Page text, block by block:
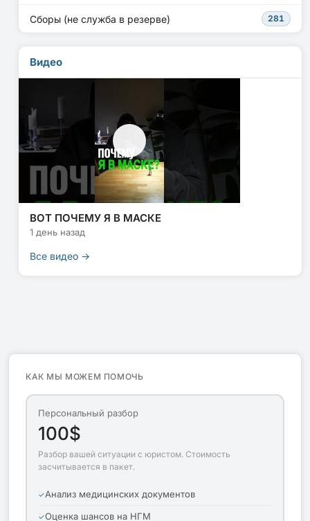
Сборы (не служба в резерве) 281
Видео
ВОТ ПОЧЕМУ Я В МАСКЕ
1 день назад
Все видео →
КАК МЫ МОЖЕМ ПОМОЧЬ
Персональный разбор
100$
Разбор вашей ситуации с юристом. Стоимость
засчитывается в пакет.
Анализ медицинских документов
Оценка шансов на НГМ